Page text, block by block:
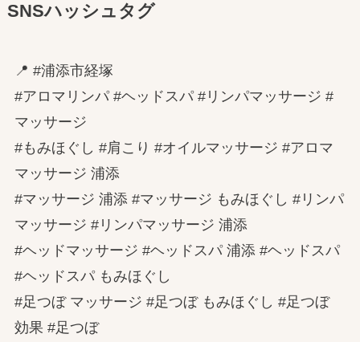
SNSハッシュタグ
📍 #浦添市経塚
#アロマリンパ #ヘッドスパ #リンパマッサージ #
マッサージ
#もみほぐし #肩こり #オイルマッサージ #アロマ
マッサージ 浦添
#マッサージ 浦添 #マッサージ もみほぐし #リンパ
マッサージ #リンパマッサージ 浦添
#ヘッドマッサージ #ヘッドスパ 浦添 #ヘッドスパ
#ヘッドスパ もみほぐし
#足つぼ マッサージ #足つぼ もみほぐし #足つぼ
効果 #足つぼ